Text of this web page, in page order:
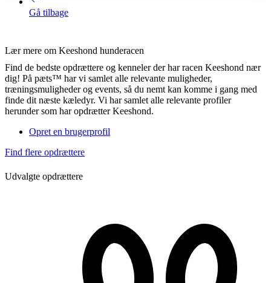
Gå tilbage
Lær mere om Keeshond hunderacen
Find de bedste opdrættere og kenneler der har racen Keeshond nær
dig! På pæts™ har vi samlet alle relevante muligheder,
træningsmuligheder og events, så du nemt kan komme i gang med
finde dit næste kæledyr. Vi har samlet alle relevante profiler
herunder som har opdrætter Keeshond.
Opret en brugerprofil
Find flere opdrættere
Udvalgte opdrættere